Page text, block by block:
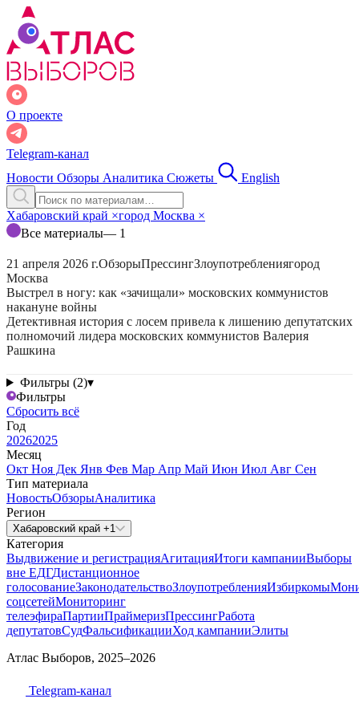
О проекте
Telegram-канал
Новости Обзоры Аналитика Сюжеты English
Хабаровский край ×город Москва ×
Все материалы— 1
21 апреля 2026 г.ОбзорыПрессингЗлоупотреблениягород
Москва
Выстрел в ногу: как «зачищали» московских коммунистов
накануне войны
Детективная история с лосем привела к лишению депутатских
полномочий лидера московских коммунистов Валерия
Рашкина
Фильтры (2)▾
Фильтры
Сбросить всё
Год
20262025
Месяц
Окт Ноя Дек Янв Фев Мар Апр Май Июн Июл Авг Сен
Тип материала
НовостьОбзорыАналитика
Регион
Хабаровский край +1
Категория
Выдвижение и регистрацияАгитацияИтоги кампанииВыборы
вне ЕДГДистанционное
голосованиеЗаконодательствоЗлоупотребленияИзбиркомы
соцсетейМониторинг
телеэфираПартииПраймеризПрессингРабота
депутатовСудФальсификацииХод кампанииЭлиты
Атлас Выборов, 2025–2026
Telegram-канал